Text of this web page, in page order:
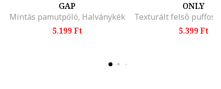
GAP
Mintás pamutpóló, Halványkék
5.199 Ft
ONLY
5.399 Ft